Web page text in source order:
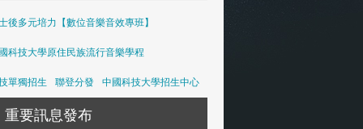
後多元培力【數位音樂音效專班】
科技大學原住民族流行音樂學程
單獨招生 聯登分發 中國科技大學招生中心
重要訊息發布